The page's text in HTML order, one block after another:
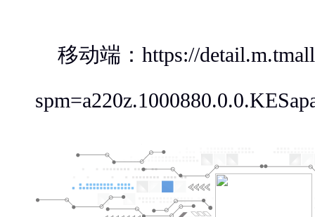
移动端：https://